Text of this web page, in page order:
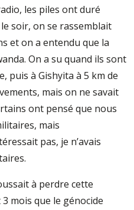
les piles ont duré
soir, on se rassemblait
et on a entendu que la
On a su quand ils sont
puis à Gishyita à 5 km de
mais on ne savait
ont pensé que nous
mais
pas, je n’avais
à perdre cette
3 mois que le génocide